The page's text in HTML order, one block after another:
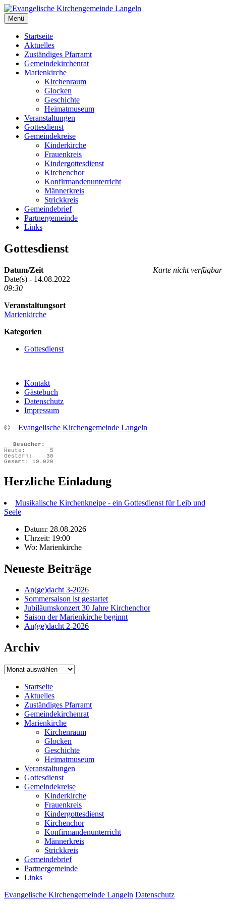
Zum
Inhalt
springen
Evangelische Kirchengemeinde Langeln
Evangelische Kirchengemeinde Langeln
Menü
Startseite
Aktuelles
Zuständiges Pfarramt
Gemeindekirchenrat
Marienkirche
Kirchenraum
Glocken
Geschichte
Heimatmuseum
Veranstaltungen
Gottesdienst
Gemeindekreise
Kinderkirche
Frauenkreis
Kindergottesdienst
Kirchenchor
Konfirmandenunterricht
Männerkreis
Strickkreis
Gemeindebrief
Partnergemeinde
Links
Gottesdienst
Karte nicht verfügbar
Datum/Zeit
Date(s) - 14.08.2022
09:30
Veranstaltungsort
Marienkirche
Kategorien
Gottesdienst
Kontakt
Gästebuch
Datenschutz
Impressum
© Evangelische Kirchengemeinde Langeln
Besucher:
Heute:
5
Gestern:
30
Gesamt:
19.020
Herzliche Einladung
Musikalische Kirchenkneipe - ein Gottesdienst für Leib und
Seele
Datum: 28.08.2026
Uhrzeit: 19:00
Wo: Marienkirche
Neueste Beiträge
An(ge)dacht 3-2026
Sommersaison ist gestartet
Jubiläumskonzert 30 Jahre Kirchenchor
Saison der Marienkirche beginnt
An(ge)dacht 2-2026
Archiv
Archiv
Startseite
Aktuelles
Zuständiges Pfarramt
Gemeindekirchenrat
Marienkirche
Kirchenraum
Glocken
Geschichte
Heimatmuseum
Veranstaltungen
Gottesdienst
Gemeindekreise
Kinderkirche
Frauenkreis
Kindergottesdienst
Kirchenchor
Konfirmandenunterricht
Männerkreis
Strickkreis
Gemeindebrief
Partnergemeinde
Links
Evangelische Kirchengemeinde Langeln Datenschutz